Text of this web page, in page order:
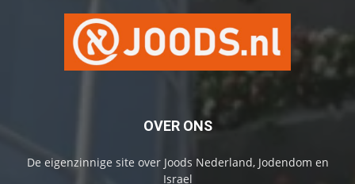
OVER ONS
De eigenzinnige site over Joods Nederland, Jodendom en
Israel